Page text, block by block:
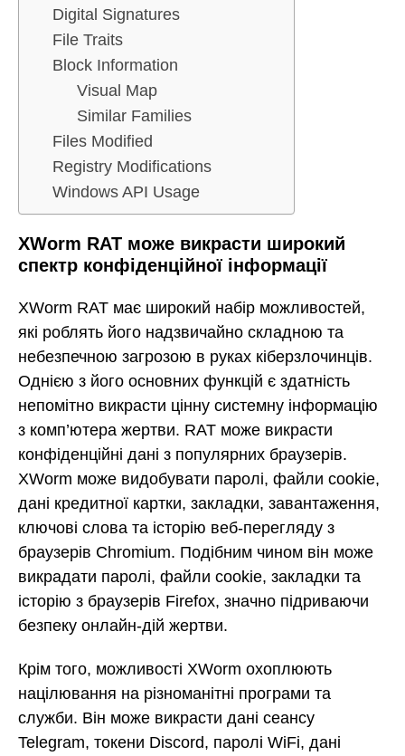
Digital Signatures
File Traits
Block Information
Visual Map
Similar Families
Files Modified
Registry Modifications
Windows API Usage
XWorm RAT може викрасти широкий
спектр конфіденційної інформації
XWorm RAT має широкий набір можливостей,
які роблять його надзвичайно складною та
небезпечною загрозою в руках кіберзлочинців.
Однією з його основних функцій є здатність
непомітно викрасти цінну системну інформацію
з комп’ютера жертви. RAT може викрасти
конфіденційні дані з популярних браузерів.
XWorm може видобувати паролі, файли cookie,
дані кредитної картки, закладки, завантаження,
ключові слова та історію веб-перегляду з
браузерів Chromium. Подібним чином він може
викрадати паролі, файли cookie, закладки та
історію з браузерів Firefox, значно підриваючи
безпеку онлайн-дій жертви.
Крім того, можливості XWorm охоплюють
націлювання на різноманітні програми та
служби. Він може викрасти дані сеансу
Telegram, токени Discord, паролі WiFi, дані